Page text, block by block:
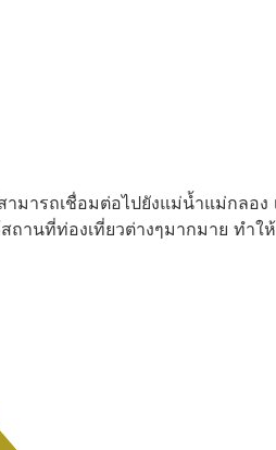
ารถเชื่อมต่อไปยังแม่น้ำแม่กลอ
นที่ท่องเที่ยวต่างๆมากมาย ทำใ